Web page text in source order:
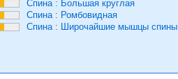
Спина: Большая круглая
Спина: Ромбовидная
Спина: Широчайшие мышцы спины